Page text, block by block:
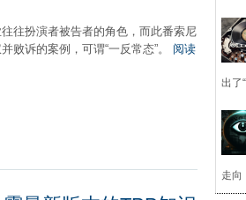
往扮演者被告者的角色，而此番索尼
败诉的案例，可谓“一反常态”。 阅读
出了
走向